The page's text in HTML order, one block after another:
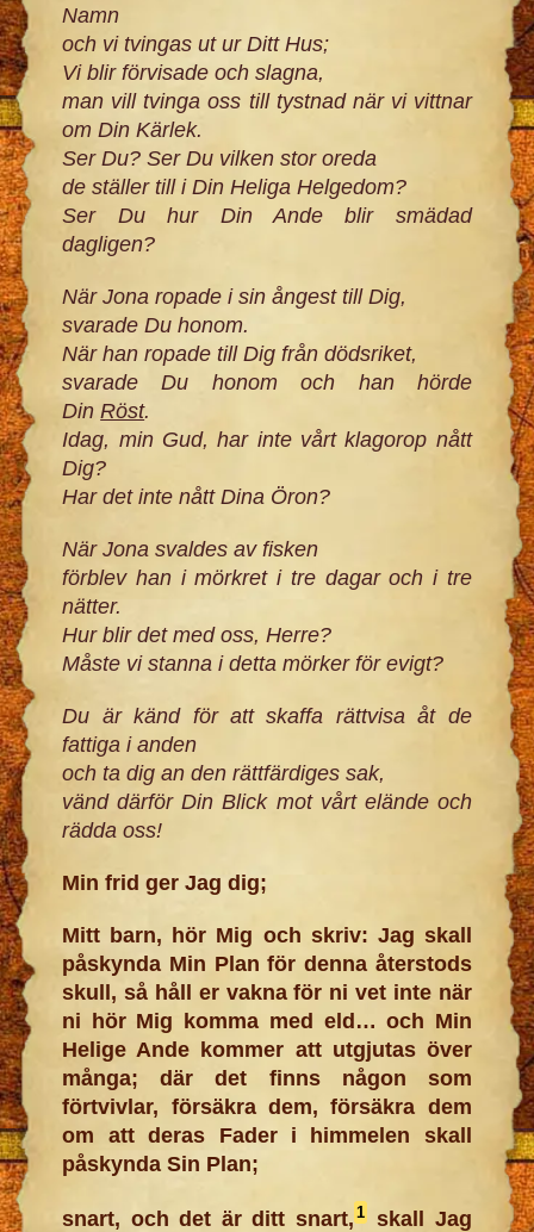
Namn
och vi tvingas ut ur Ditt Hus;
Vi blir förvisade och slagna,
man vill tvinga oss till tystnad när vi vittnar
om Din Kärlek.
Ser Du? Ser Du vilken stor oreda
de ställer till i Din Heliga Helgedom?
Ser Du hur Din Ande blir smädad
dagligen?
När Jona ropade i sin ångest till Dig,
svarade Du honom.
När han ropade till Dig från dödsriket,
svarade Du honom och han hörde
DinRöst.
Idag, min Gud, har inte vårt klagorop nått
Dig?
Har det inte nått Dina Öron?
När Jona svaldes av fisken
förblev han i mörkret i tre dagar och i tre
nätter.
Hur blir det med oss, Herre?
Måste vi stanna i detta mörker för evigt?
Du är känd för att skaffa rättvisa åt de
fattiga i anden
och ta dig an den rättfärdiges sak,
vänd därför Din Blick mot vårt elände och
rädda oss!
Min frid ger Jag dig;
Mitt barn, hör Mig och skriv: Jag skall
påskynda Min Plan för denna återstods
skull, så håll er vakna för ni vet inte när
ni hör Mig komma med eld… och Min
Helige Ande kommer att utgjutas över
många; där det finns någon som
förtvivlar, försäkra dem, försäkra dem
om att deras Fader i himmelen skall
påskynda Sin Plan;
snart, och det är ditt snart, 1skall Jag